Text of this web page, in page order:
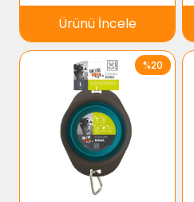
Ürünü İncele
%20